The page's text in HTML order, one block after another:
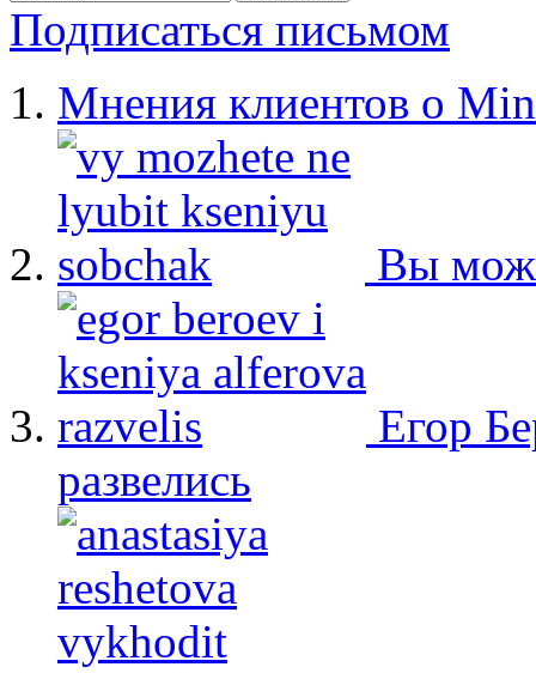
Подписаться письмом
Мнения клиентов о
Вы
Егор
развелись